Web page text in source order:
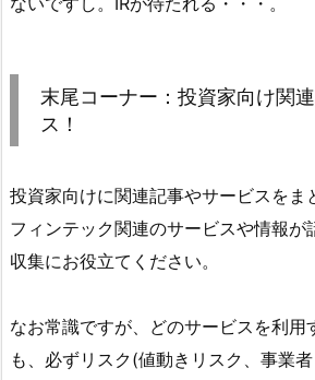
末尾コーナー：投資家向け関
ス！
投資家向けに関連記事やサービスをま
フィンテック関連のサービスや情報が
収集にお役立てください。
なお常識ですが、どのサービスを利用
も、必ずリスク(値動きリスク、事業